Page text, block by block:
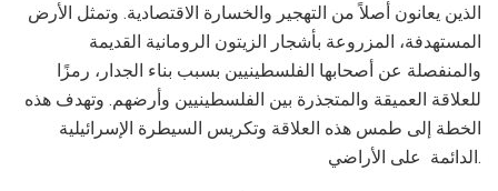
الذين يعانون أصلاً من التهجير والخسارة الاقتصادية. وتمثل الأرض
المستهدفة، المزروعة بأشجار الزيتون الرومانية القديمة
والمنفصلة عن أصحابها الفلسطينيين بسبب بناء الجدار، رمزًا
للعلاقة العميقة والمتجذرة بين الفلسطينيين وأرضهم. وتهدف هذه
الخطة إلى طمس هذه العلاقة وتكريس السيطرة الإسرائيلية
الدائمة على الأراضي.